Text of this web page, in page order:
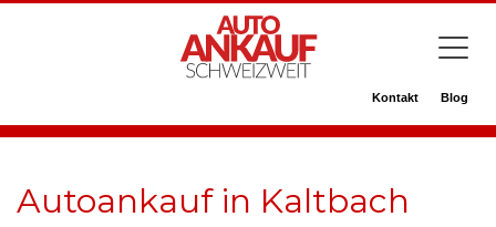
Kontakt Blog
Autoankauf in Kaltbach